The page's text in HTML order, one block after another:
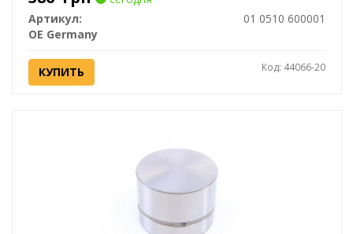
Артикул:
01 0510 600001
OE Germany
КУПИТЬ Код: 44066-20